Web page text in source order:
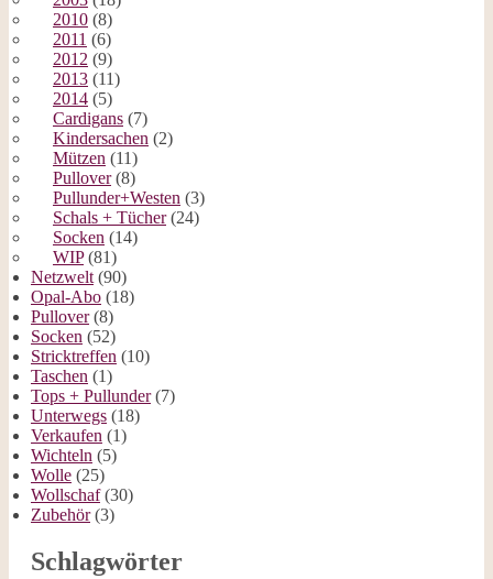
2010 (8)
2011 (6)
2012 (9)
2013 (11)
2014 (5)
Cardigans (7)
Kindersachen (2)
Mützen (11)
Pullover(8)
Pullunder+Westen (3)
Schals + Tücher(24)
Socken (14)
WIP(81)
Netzwelt (90)
Opal-Abo (18)
Pullover(8)
Socken (52)
Stricktreffen (10)
Taschen (1)
Tops + Pullunder(7)
Unterwegs (18)
Verkaufen (1)
Wichteln (5)
Wolle (25)
Wollschaf(30)
Zubehör(3)
Schlagwörter